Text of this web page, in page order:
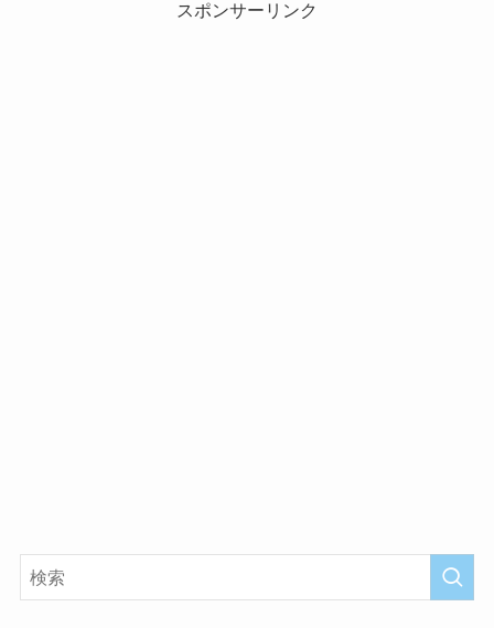
スポンサーリンク